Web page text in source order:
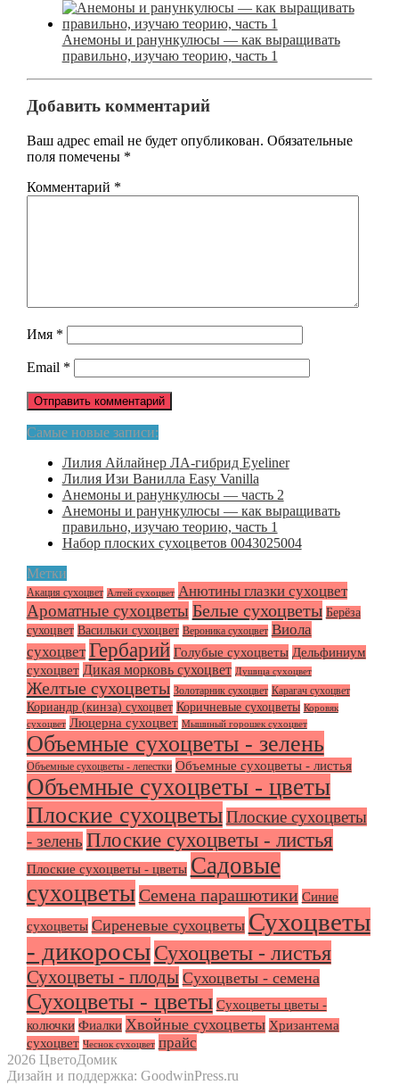
Анемоны и ранункулюсы — как выращивать
правильно, изучаю теорию, часть 1
Добавить комментарий
Ваш адрес email не будет опубликован. Обязательные
поля помечены *
Комментарий *
Имя *
Email *
Самые новые записи:
Лилия Айлайнер ЛА-гибрид Eyeliner
Лилия Изи Ванилла Easy Vanilla
Анемоны и ранункулюсы — часть 2
Анемоны и ранункулюсы — как выращивать
правильно, изучаю теорию, часть 1
Набор плоских сухоцветов 0043025004
Метки
Акация сухоцвет Алтей сухоцвет Анютины глазки сухоцвет
Ароматные сухоцветы Белые сухоцветы Берёза
сухоцвет Васильки сухоцвет Вероника сухоцвет Виола
сухоцвет Гербарий Голубые сухоцветы Дельфиниум
сухоцвет Дикая морковь сухоцвет Душица сухоцвет
Желтые сухоцветы Золотарник сухоцвет Карагач сухоцвет
Кориандр (кинза) сухоцвет Коричневые сухоцветы Коровяк
сухоцвет Люцерна сухоцвет Мышиный горошек сухоцвет
Объемные сухоцветы - зелень
Объемные сухоцветы - лепестки Объемные сухоцветы - листья
Объемные сухоцветы - цветы
Плоские сухоцветы Плоские сухоцветы
- зелень Плоские сухоцветы - листья
Плоские сухоцветы - цветы Садовые
сухоцветы Семена парашютики Синие
сухоцветы Сиреневые сухоцветы Сухоцветы
- дикоросы Сухоцветы - листья
Сухоцветы - плоды Сухоцветы - семена
Сухоцветы - цветы Сухоцветы цветы -
колючки Фиалки Хвойные сухоцветы Хризантема
сухоцвет Чеснок сухоцвет прайс
2026 ЦветоДомик
Дизайн и поддержка: GoodwinPress.ru